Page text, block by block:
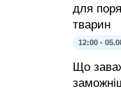
для
тварин
12:00 -
Що